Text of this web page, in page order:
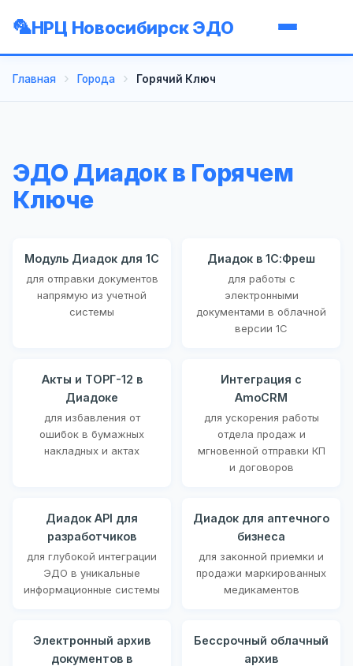
НРЦ Новосибирск ЭДО
Главная Города Горячий Ключ
ЭДО Диадок в Горячем
Ключе
Модуль Диадок для 1С
для отправки документов
напрямую из учетной
системы
Диадок в 1С:Фреш
для работы с
электронными
документами в облачной
версии 1С
Акты и ТОРГ-12 в
Диадоке
для избавления от
ошибок в бумажных
накладных и актах
Интеграция с
AmoCRM
для ускорения работы
отдела продаж и
мгновенной отправки КП
и договоров
Диадок API для
разработчиков
для глубокой интеграции
ЭДО в уникальные
информационные системы
Диадок для аптечного
бизнеса
для законной приемки и
продажи маркированных
медикаментов
Электронный архив
документов в
Бессрочный облачный
архив